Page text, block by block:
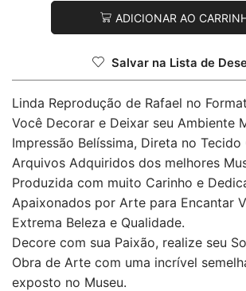
ADICIONAR AO
Salvar na Lista de
Linda Reprodução de Rafael no
Você Decorar e Deixar seu Ambiente
Impressão Belíssima, Direta no Tecido
Arquivos Adquiridos dos melhores
Produzida com muito Carinho e
Apaixonados por Arte para Encantar
Extrema Beleza e Qualidade.
Decore com sua Paixão, realize seu
Obra de Arte com uma incrível
exposto no Museu.